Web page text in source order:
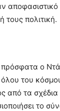
πολιτική.
ο
του
από τα
το